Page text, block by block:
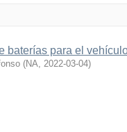
baterías para el
(NA, 2022-03-04)